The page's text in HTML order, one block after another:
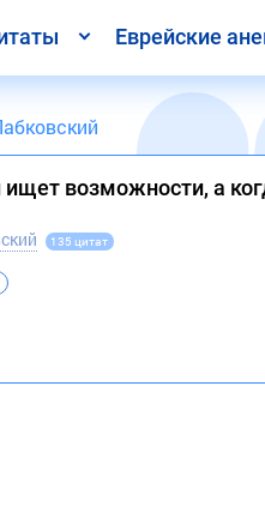
Еврейские
ищет возможности, а
135 цитат